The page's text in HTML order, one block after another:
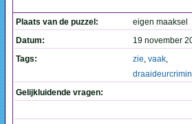
Plaats van de puzzel:
eigen maaksel
Datum:
19 november
Tags:
zie, vaak,
Gelijkluidende vragen: